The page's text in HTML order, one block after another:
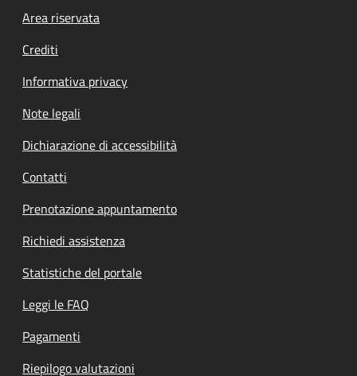
Footer menu
Area riservata
Crediti
Informativa privacy
Note legali
Dichiarazione di accessibilità
Contatti
Prenotazione appuntamento
Richiedi assistenza
Statistiche del portale
Leggi le FAQ
Pagamenti
Riepilogo valutazioni